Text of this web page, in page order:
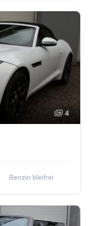
4
Benzin bleifrei